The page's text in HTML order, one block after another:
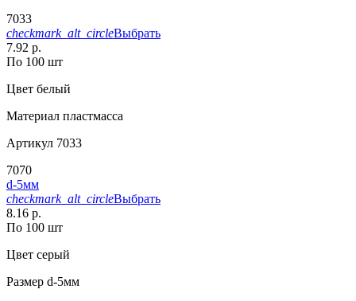
7033
checkmark_alt_circleВыбрать
7.92 р.
По 100 шт
Цвет белый
Материал пластмасса
Артикул 7033
7070
d-5мм
checkmark_alt_circleВыбрать
8.16 р.
По 100 шт
Цвет серый
Размер d-5мм